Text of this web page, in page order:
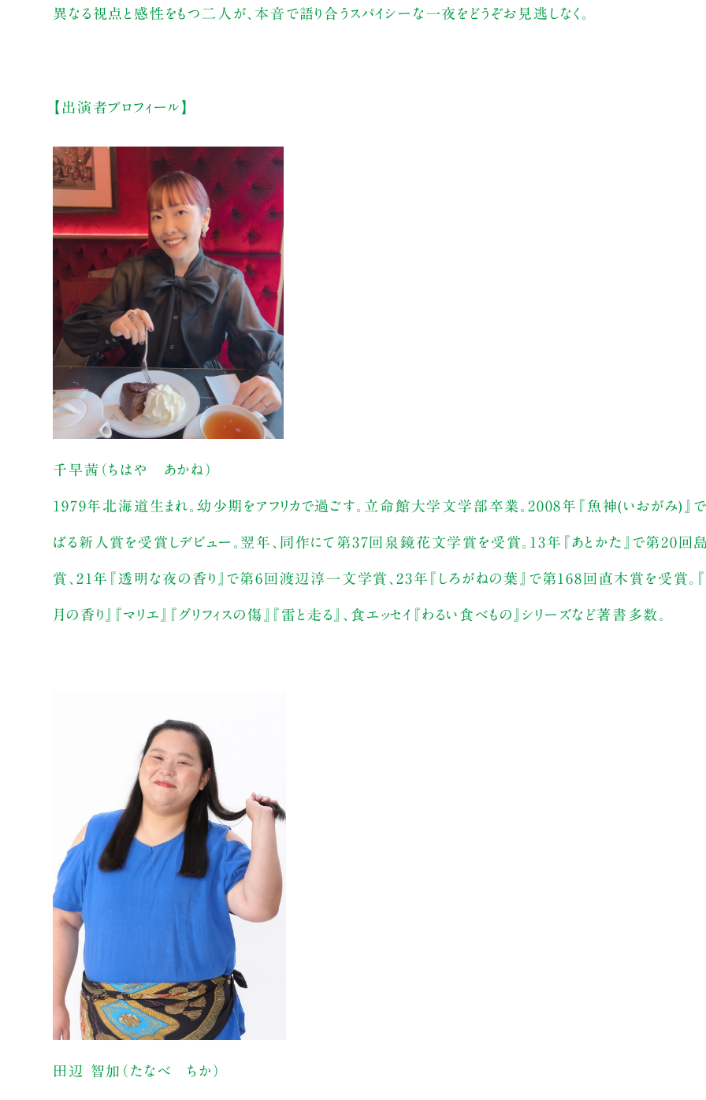
異なる視点と感性をもつ二人が、本音で語り合うスパイシーな一夜をどうぞお見逃しなく。
【出演者プロフィール】
千早茜（ちはや あかね）
1979年北海道生まれ。幼少期をアフリカで過ごす。立命館大学文学部卒業。2008年『魚神(いおがみ)』
ばる新人賞を受賞しデビュー。翌年、同作にて第37回泉鏡花文学賞を受賞。13年『あとかた』で第20回
賞、21年『透明な夜の香り』で第6回渡辺淳一文学賞、23年『しろがねの葉』で第168回直木賞を受賞。『
月の香り』『マリエ』『グリフィスの傷』『雷と走る』、食エッセイ『わるい食べもの』シリーズなど著書多数。
田辺 智加（たなべ ちか）